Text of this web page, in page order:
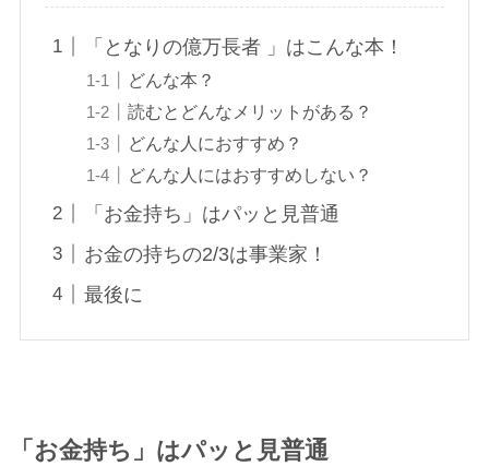
「となりの億万長者 」はこんな本！
どんな本？
読むとどんなメリットがある？
どんな人におすすめ？
どんな人にはおすすめしない？
「お金持ち」はパッと見普通
お金の持ちの2/3は事業家！
最後に
「お金持ち」はパッと見普通